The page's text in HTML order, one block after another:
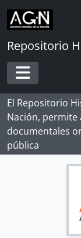
Skip to main content
Repositorio
Toggle
El Repositorio
Nación, permite
documentales
pública